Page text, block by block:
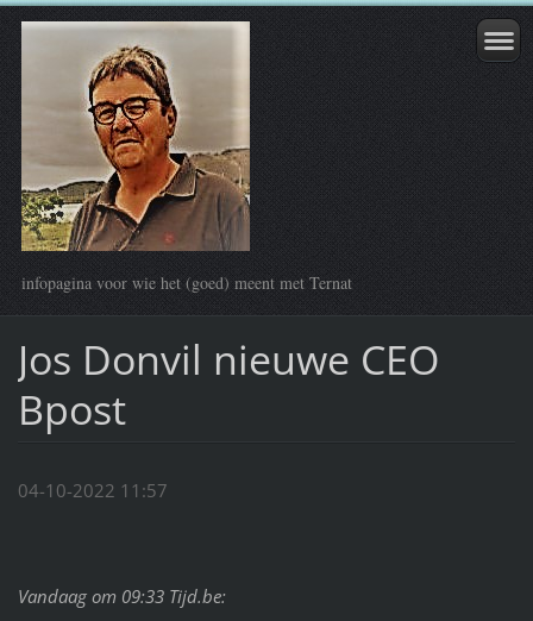
infopagina voor wie het (goed) meent met Ternat
Jos Donvil nieuwe CEO
Bpost
04-10-2022 11:57
Vandaag om 09:33 Tijd.be: